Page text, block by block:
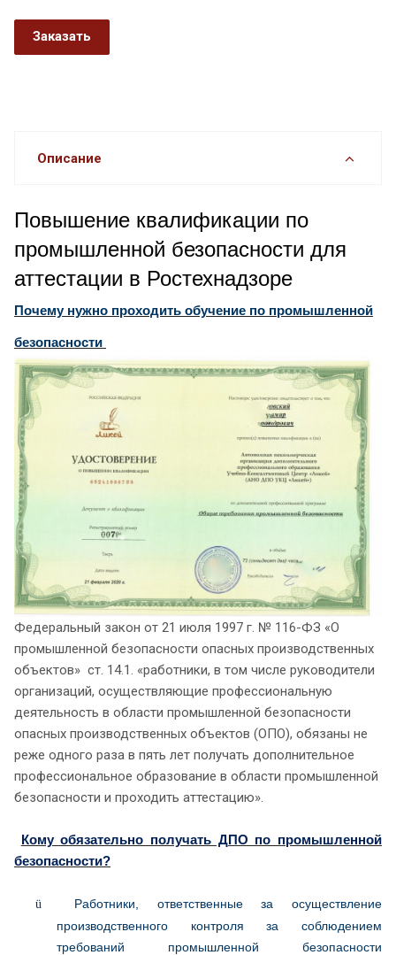
Заказать
Описание
Повышение квалификации по
промышленной безопасности для
аттестации в Ростехнадзоре
Почему нужно проходить обучение по промышленной
безопасности
Федеральный закон от 21 июля 1997 г. № 116-ФЗ «О
промышленной безопасности опасных производственных
объектов» ст. 14.1. «работники, в том числе руководители
организаций, осуществляющие профессиональную
деятельность в области промышленной безопасности
опасных производственных объектов (ОПО), обязаны не
реже одного раза в пять лет получать дополнительное
профессиональное образование в области промышленной
безопасности и проходить аттестацию».
Кому обязательно получать ДПО по промышленной
безопасности?
ü
Работники, ответственные за осуществление
производственного контроля за соблюдением
требований промышленной безопасности